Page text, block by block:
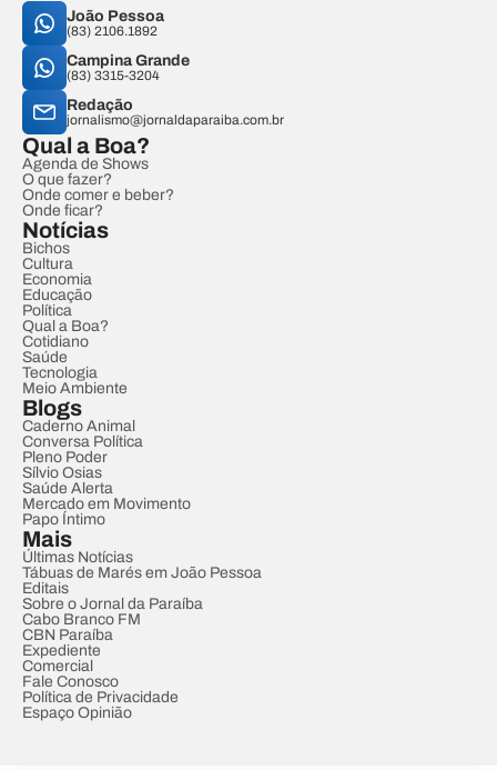
João Pessoa
(83) 2106.1892
Campina Grande
(83) 3315-3204
Redação
jornalismo@jornaldaparaiba.com.br
Qual a Boa?
Agenda de Shows
O que fazer?
Onde comer e beber?
Onde ficar?
Notícias
Bichos
Cultura
Economia
Educação
Política
Qual a Boa?
Cotidiano
Saúde
Tecnologia
Meio Ambiente
Blogs
Caderno Animal
Conversa Política
Pleno Poder
Sílvio Osias
Saúde Alerta
Mercado em Movimento
Papo Íntimo
Mais
Últimas Notícias
Tábuas de Marés em João Pessoa
Editais
Sobre o Jornal da Paraíba
Cabo Branco FM
CBN Paraíba
Expediente
Comercial
Fale Conosco
Política de Privacidade
Espaço Opinião